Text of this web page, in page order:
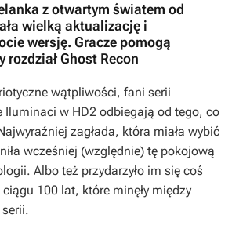
z otwartym światem od
wielką aktualizację i
wersję. Gracze pomogą
rozdział Ghost Recon
wątpliwości, fani serii
Iluminaci w HD2 odbiegają od tego, co
zagłada, która miała wybić
wcześniej (względnie) tę pokojową
Albo też przydarzyło im się coś
100 lat, które minęły między